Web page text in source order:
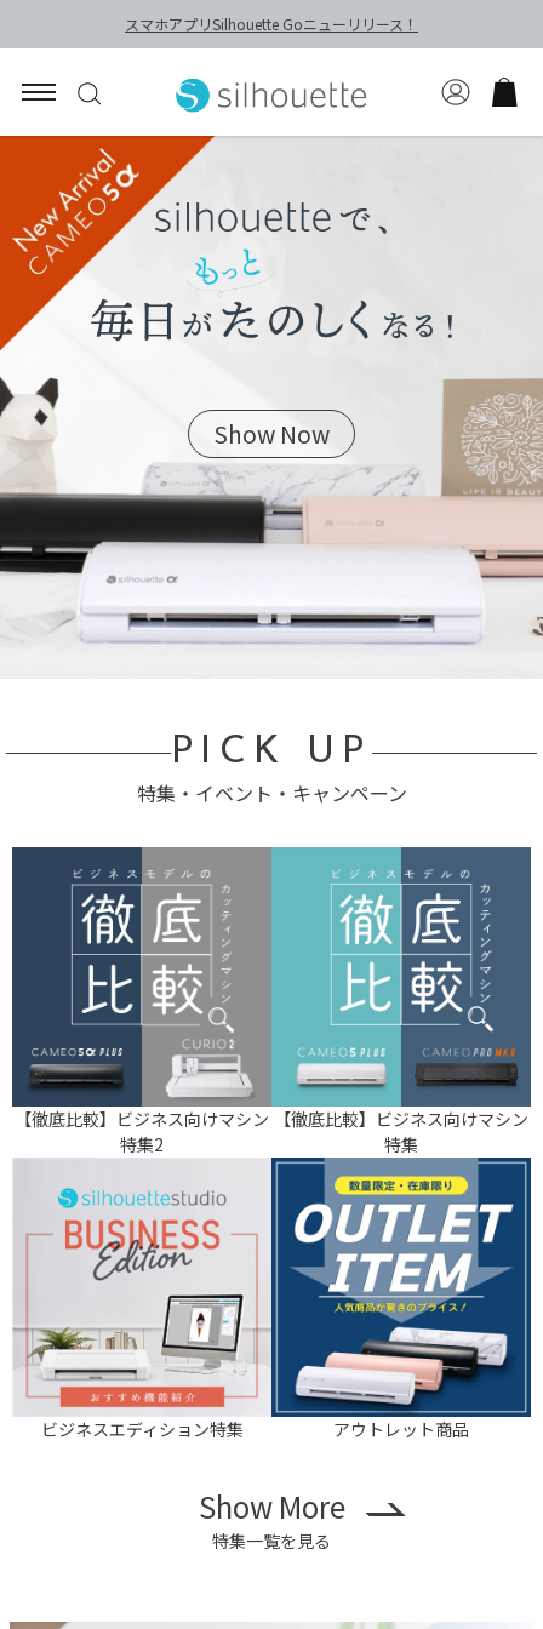
スマホアプリSilhouette Goニューリリース！
Show Now
PICK UP
特集・イベント・キャンペーン
【徹底比較】ビジネス向けマシン
特集2
【徹底比較】ビジネス向けマシン
特集
ビジネスエディション特集 アウトレット商品
Show More
特集一覧を見る